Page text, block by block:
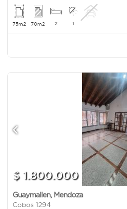
75m2 70m2 2 1
$ 1.800.000
Guaymallen, Mendoza
Cobos 1294